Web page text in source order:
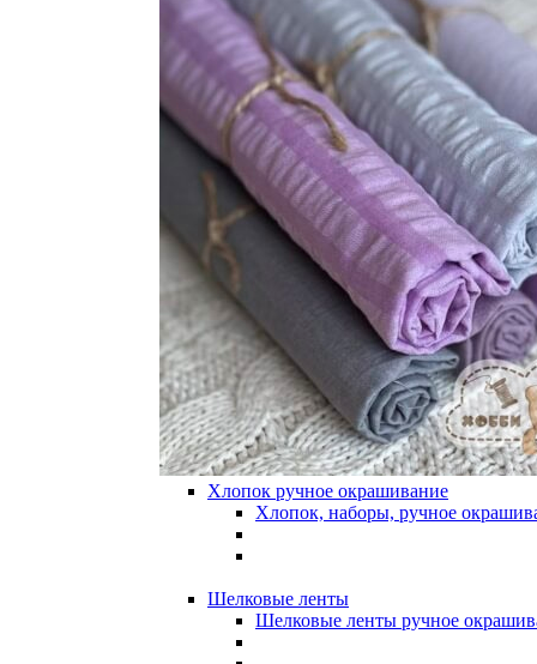
Хлопок ручное окрашивание
Хлопок, наборы, ручное
Шелковые ленты
Шелковые ленты ручное